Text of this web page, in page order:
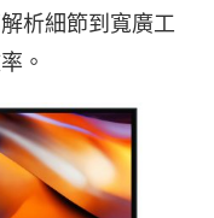
析細節到寬廣工
。